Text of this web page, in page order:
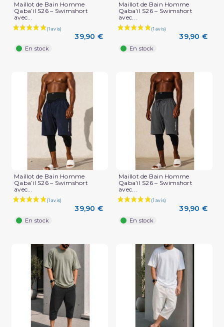
Maillot de Bain Homme
Qaba’il S26 – Swimshort
avec...
39,90 €
En stock
Maillot de Bain Homme
Qaba’il S26 – Swimshort
avec...
39,90 €
En stock
Maillot de Bain Homme
Qaba’il S26 – Swimshort
avec...
39,90 €
En stock
Maillot de Bain Homme
Qaba’il S26 – Swimshort
avec...
39,90 €
En stock